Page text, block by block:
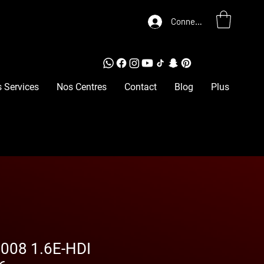
Connexion
Services Nos Centres Contact Blog Plus
1.6E-HDI